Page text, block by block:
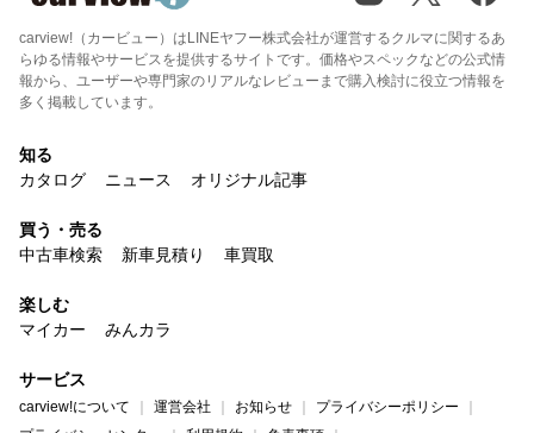
carview!（カービュー）はLINEヤフー株式会社が運営するクルマに関するあ
らゆる情報やサービスを提供するサイトです。価格やスペックなどの公式情
報から、ユーザーや専門家のリアルなレビューまで購入検討に役立つ情報を
多く掲載しています。
知る
カタログ
ニュース オリジナル記事
買う・売る
中古車検索
新車見積り 車買取
楽しむ
マイカー
みんカラ
サービス
carview!について 運営会社 お知らせ
プライバシーポリシー